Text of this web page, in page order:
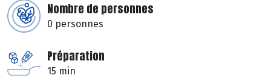
Nombre de personnes
0 personnes
Préparation
15 min